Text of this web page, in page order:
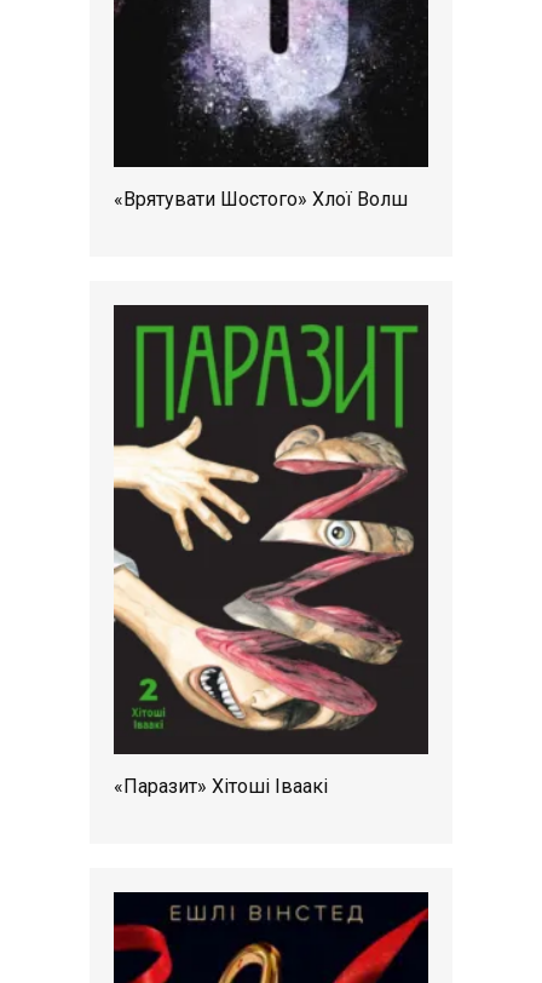
«Врятувати Шостого» Хлої Волш
«Паразит» Хітоші Іваакі